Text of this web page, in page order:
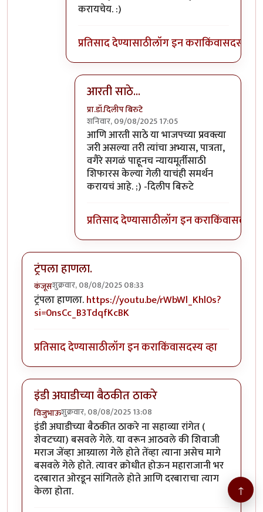
करायचेय. :)
प्रतिसाद देण्यासाठीलॉग इन कराकिंवासदस्य व्हा
आरती साठे...
प्रा.डॉ.दिलीप बिरुटे
शनिवार, 09/08/2025 17:05
In reply toसध्या त्यांना निवडणूक आयोग
आणि आरती साठे या भाजपच्या प्रवक्त्या
जरी असल्या तरी त्यांचा अभ्यास, पात्रता,
वगैरे सगळं पाहूनच न्यायमूर्तीसाठी
शिफारस केल्या गेली याचंही समर्थन
करायचं आहे. ;) -दिलीप बिरुटे
प्रतिसाद देण्यासाठीलॉग इन कराकिंवासदस्य
ट्रंपला हाणला.
कंजूसशुक्रवार, 08/08/2025 08:33
ट्रंपला हाणला.https://youtu.be/rWbWl_Khl0s?
si=0nsCc_B3TdqfKcBK
प्रतिसाद देण्यासाठीलॉग इन कराकिंवासदस्य व्हा
इंडी अघाडीच्या बैठकीत ठाकरे
विजुभाऊशुक्रवार, 08/08/2025 13:08
इंडी अघाडीच्या बैठकीत ठाकरे ना सहाव्या रांगेत (
शेवटच्या) बसवले गेले. या वरून आठवले की शिवाजी
मराज जेंव्हा आग्र्याला गेले होते तेंव्हा त्याना असेच मागे
बसवले गेले होते. त्यावर क्रोधीत होऊन महाराजानी भर
दरबारात ओरडून सांगितले होते आणि दरबाराचा त्याग
केला होता. ↑